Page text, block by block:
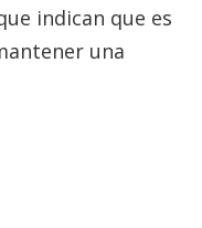
indican que es
una